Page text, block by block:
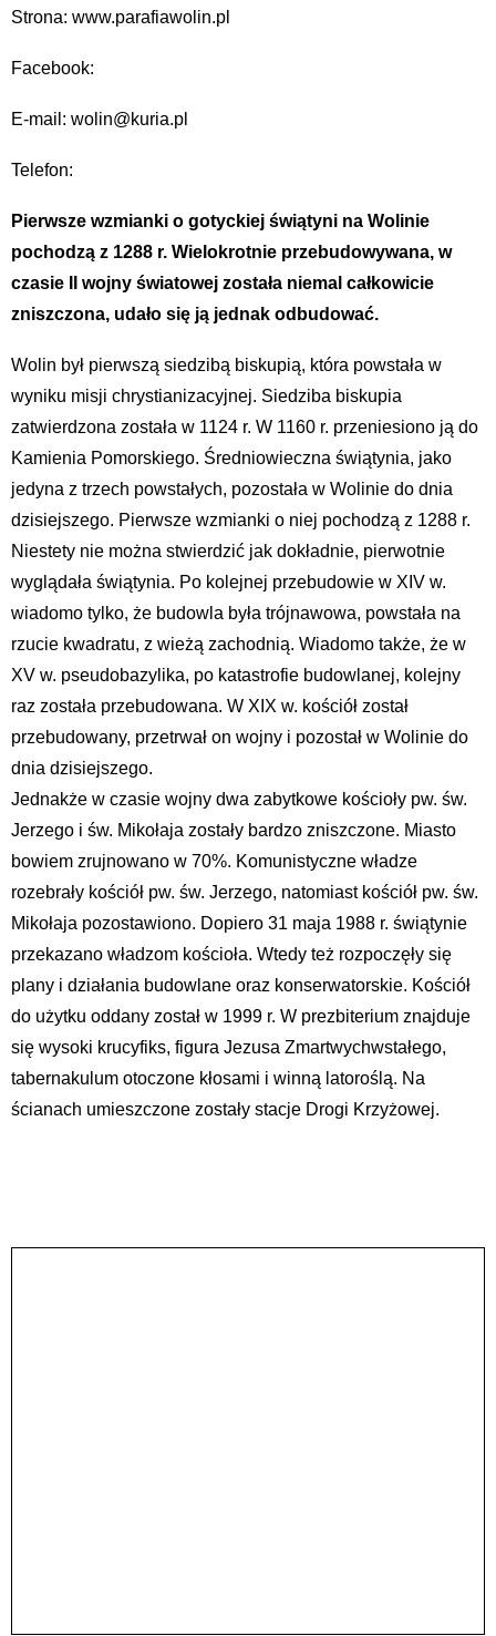
Strona: www.parafiawolin.pl
Facebook:
E-mail: wolin@kuria.pl
Telefon:
Pierwsze wzmianki o gotyckiej świątyni na Wolinie
pochodzą z 1288 r. Wielokrotnie przebudowywana, w
czasie II wojny światowej została niemal całkowicie
zniszczona, udało się ją jednak odbudować.
Wolin był pierwszą siedzibą biskupią, która powstała w
wyniku misji chrystianizacyjnej. Siedziba biskupia
zatwierdzona została w 1124 r. W 1160 r. przeniesiono ją do
Kamienia Pomorskiego. Średniowieczna świątynia, jako
jedyna z trzech powstałych, pozostała w Wolinie do dnia
dzisiejszego. Pierwsze wzmianki o niej pochodzą z 1288 r.
Niestety nie można stwierdzić jak dokładnie, pierwotnie
wyglądała świątynia. Po kolejnej przebudowie w XIV w.
wiadomo tylko, że budowla była trójnawowa, powstała na
rzucie kwadratu, z wieżą zachodnią. Wiadomo także, że w
XV w. pseudobazylika, po katastrofie budowlanej, kolejny
raz została przebudowana. W XIX w. kościół został
przebudowany, przetrwał on wojny i pozostał w Wolinie do
dnia dzisiejszego.
Jednakże w czasie wojny dwa zabytkowe kościoły pw. św.
Jerzego i św. Mikołaja zostały bardzo zniszczone. Miasto
bowiem zrujnowano w 70%. Komunistyczne władze
rozebrały kościół pw. św. Jerzego, natomiast kościół pw. św.
Mikołaja pozostawiono. Dopiero 31 maja 1988 r. świątynie
przekazano władzom kościoła. Wtedy też rozpoczęły się
plany i działania budowlane oraz konserwatorskie. Kościół
do użytku oddany został w 1999 r. W prezbiterium znajduje
się wysoki krucyfiks, figura Jezusa Zmartwychwstałego,
tabernakulum otoczone kłosami i winną latoroślą. Na
ścianach umieszczone zostały stacje Drogi Krzyżowej.